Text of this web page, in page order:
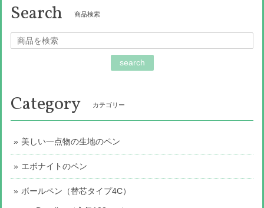
Search 商品検索
search
Category カテゴリー
美しい一点物の生地のペン
エボナイトのペン
ボールペン（替芯タイプ4C）